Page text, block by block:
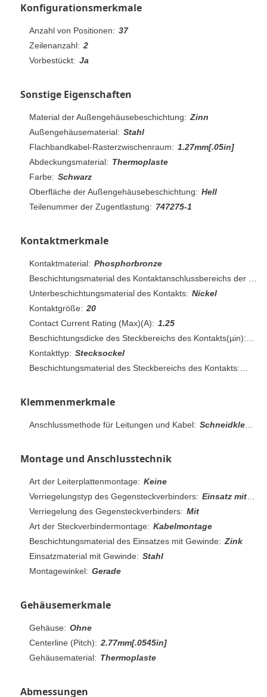
Konfigurationsmerkmale
Anzahl von Positionen: 37
Zeilenanzahl: 2
Vorbestückt: Ja
Sonstige Eigenschaften
Material der Außengehäusebeschichtung: Zinn
Außengehäusematerial: Stahl
Flachbandkabel-Rasterzwischenraum: 1.27mm[.05in]
Abdeckungsmaterial: Thermoplaste
Farbe: Schwarz
Oberfläche der Außengehäusebeschichtung: Hell
Teilenummer der Zugentlastung: 747275-1
Kontaktmerkmale
Kontaktmaterial: Phosphorbronze
Unterbeschichtungsmaterial des Kontakts: Nickel
Kontaktgröße: 20
Contact Current Rating (Max)(A): 1.25
Kontakttyp: Stecksockel
Klemmenmerkmale
Anschlussmethode für Leitungen und Kabel: Schneidklemmkontakt (IDC)
Montage und Anschlusstechnik
Art der Leiterplattenmontage: Keine
Verriegelungstyp des Gegensteckverbinders: Einsatz mit Gewinde, 4-40 UNC
Verriegelung des Gegensteckverbinders: Mit
Art der Steckverbindermontage: Kabelmontage
Beschichtungsmaterial des Einsatzes mit Gewinde: Zink
Einsatzmaterial mit Gewinde: Stahl
Montagewinkel: Gerade
Gehäusemerkmale
Gehäuse: Ohne
Centerline (Pitch): 2.77mm[.0545in]
Gehäusematerial: Thermoplaste
Abmessungen